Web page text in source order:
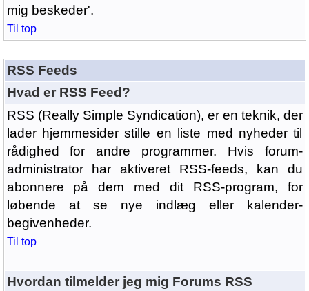
mig beskeder'.
Til top
RSS Feeds
Hvad er RSS Feed?
RSS (Really Simple Syndication), er en teknik, der
lader hjemmesider stille en liste med nyheder til
rådighed for andre programmer. Hvis forum-
administrator har aktiveret RSS-feeds, kan du
abonnere på dem med dit RSS-program, for
løbende at se nye indlæg eller kalender-
begivenheder.
Til top
Hvordan tilmelder jeg mig Forums RSS